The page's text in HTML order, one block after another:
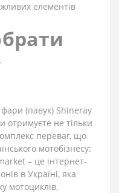
елементів
(павук) Shineray
отримуєте не тільки
переваг, що
мотобізнесу:
– це інтернет-
в Україні, яка
мотоциклів,